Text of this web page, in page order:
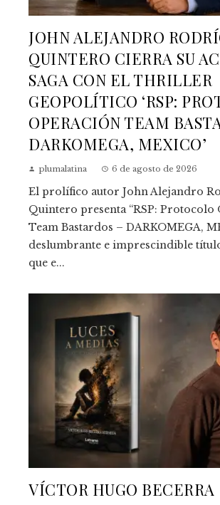
JOHN ALEJANDRO
QUINTERO CIERRA SU
SAGA CON EL THRILLER
GEOPOLÍTICO ‘RSP:
OPERACIÓN TEAM
DARKOMEGA, MEXICO’
plumalatina 6 de agosto de 2026
El prolífico autor John Alejandro
Quintero presenta “RSP: Protocolo
Team Bastardos – DARKOMEGA,
deslumbrante e imprescindible
que e...
VÍCTOR HUGO BECERRA